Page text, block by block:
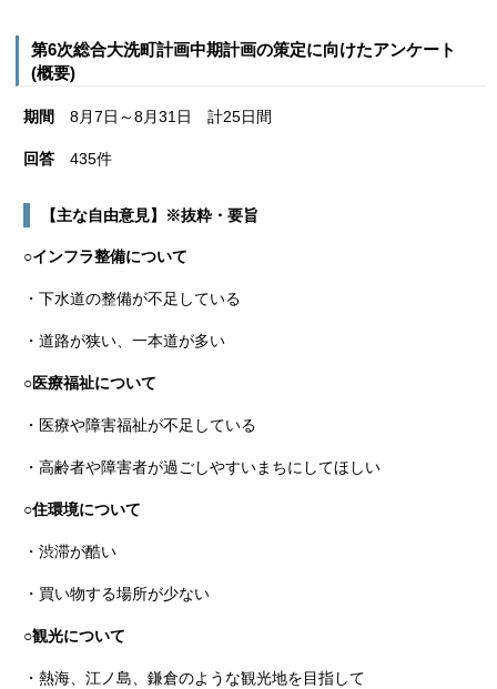
第6次総合大洗町計画中期計画の策定に向けたアンケート
(概要)
期間 8月7日～8月31日 計25日間
回答435件
【主な自由意見】※抜粋・要旨
○インフラ整備について
・下水道の整備が不足している
・道路が狭い、一本道が多い
○医療福祉について
・医療や障害福祉が不足している
・高齢者や障害者が過ごしやすいまちにしてほしい
○住環境について
・渋滞が酷い
・買い物する場所が少ない
○観光について
・熱海、江ノ島、鎌倉のような観光地を目指して